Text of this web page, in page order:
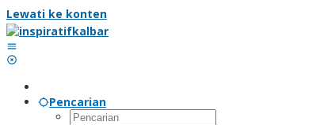
Lewati ke konten
Pencarian